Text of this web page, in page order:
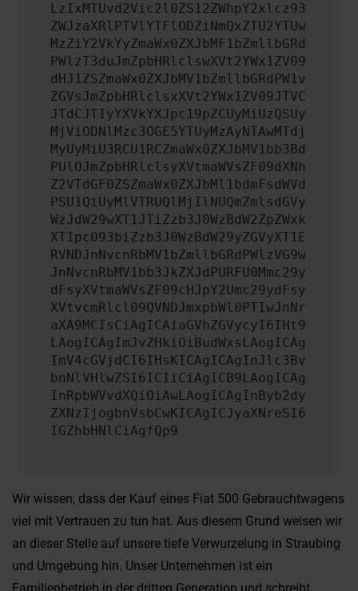
LzIxMTUvd2Vic2l0ZS12ZWhpY2xlcz93
ZWJzaXRlPTVlYTFlODZiNmQxZTU2YTUw
MzZiY2VkYyZmaWx0ZXJbMF1bZmllbGRd
PWlzT3duJmZpbHRlclswXVt2YWx1ZV09
dHJ1ZSZmaWx0ZXJbMV1bZmllbGRdPW1v
ZGVsJmZpbHRlclsxXVt2YWx1ZV09JTVC
JTdCJTIyYXVkYXJpc19pZCUyMiUzQSUy
MjViODNlMzc3OGE5YTUyMzAyNTAwMTdj
MyUyMiU3RCU1RCZmaWx0ZXJbMV1bb3Bd
PUlOJmZpbHRlclsyXVtmaWVsZF09dXNh
Z2VTdGF0ZSZmaWx0ZXJbMl1bdmFsdWVd
PSU1QiUyMlVTRUQlMjIlNUQmZmlsdGVy
WzJdW29wXT1JTiZzb3J0WzBdW2ZpZWxk
XT1pc093biZzb3J0WzBdW29yZGVyXT1E
RVNDJnNvcnRbMV1bZmllbGRdPWlzVG9w
JnNvcnRbMV1bb3JkZXJdPURFU0Mmc29y
dFsyXVtmaWVsZF09cHJpY2Umc29ydFsy
XVtvcmRlcl09QVNDJmxpbWl0PTIwJnNr
aXA9MCIsCiAgICAiaGVhZGVycyI6IHt9
LAogICAgImJvZHkiOiBudWxsLAogICAg
ImV4cGVjdCI6IHsKICAgICAgInJlc3Bv
bnNlVHlwZSI6ICIiCiAgICB9LAogICAg
InRpbWVvdXQiOiAwLAogICAgInByb2dy
ZXNzIjogbnVsbCwKICAgICJyaXNreSI6
IGZhbHNlCiAgfQp9
Wir wissen, dass der Kauf eines Fiat 500 Gebrauchtwagens
viel mit Vertrauen zu tun hat. Aus diesem Grund weisen wir
an dieser Stelle auf unsere tiefe Verwurzelung in Straubing
und Umgebung hin. Unser Unternehmen ist ein